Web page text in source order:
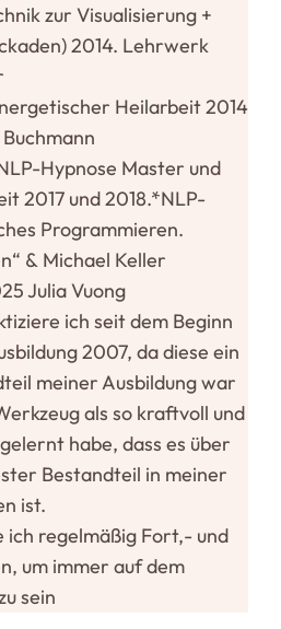
zur Visua­li­sierung +
2014. Lehrwerk
Heil­arbeit 2014
Hypnose Master und
2017 und 2018.*NLP-
Pro­gram­mieren.
& Michael Keller
Julia Vuong
ich seit dem Beginn
2007, da diese ein
meiner Aus­bildung war
als so kraftvoll und
habe, dass es über
Bestandteil in meiner
ist.
ich regel­mäßig Fort,- und
um immer auf dem
sein